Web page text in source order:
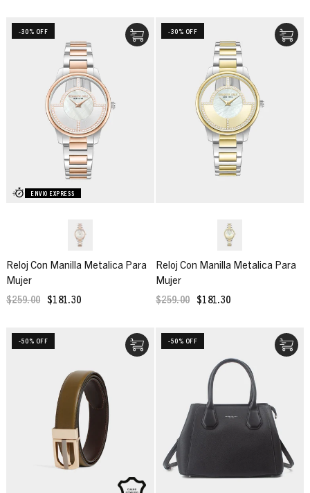
ENVIO EXPRESS
-30% OFF
Reloj Con Manilla Metalica Para
Mujer
$259.00 $181.30
-30% OFF
Reloj Con Manilla Metalica Para
Mujer
$259.00 $181.30
-50% OFF -50% OFF